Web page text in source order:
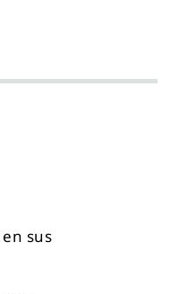
en sus